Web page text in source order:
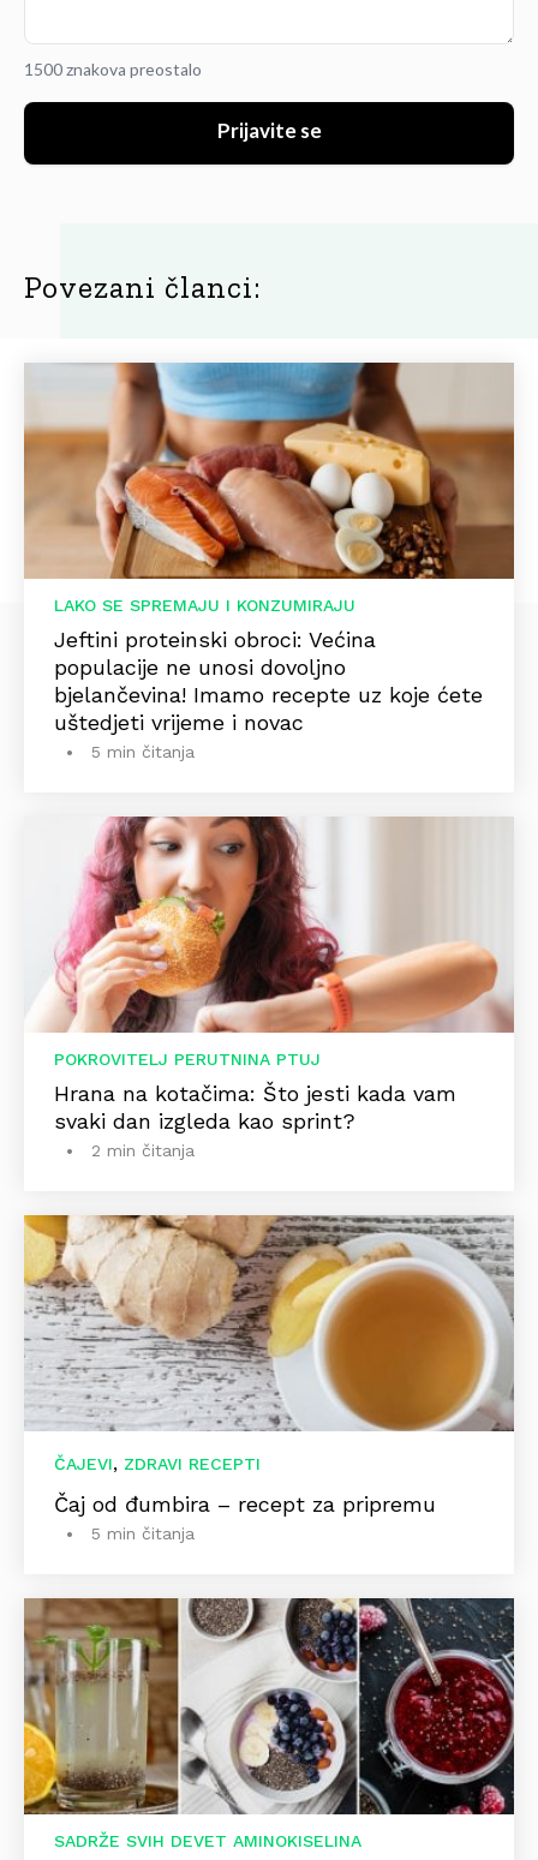
1500 znakova preostalo
Prijavite se
Povezani članci:
LAKO SE SPREMAJU I KONZUMIRAJU
Jeftini proteinski obroci: Većina
populacije ne unosi dovoljno
bjelančevina! Imamo recepte uz koje ćete
uštedjeti vrijeme i novac
5 min čitanja
POKROVITELJ PERUTNINA PTUJ
Hrana na kotačima: Što jesti kada vam
svaki dan izgleda kao sprint?
2 min čitanja
ČAJEVI, ZDRAVI RECEPTI
Čaj od đumbira – recept za pripremu
5 min čitanja
SADRŽE SVIH DEVET AMINOKISELINA